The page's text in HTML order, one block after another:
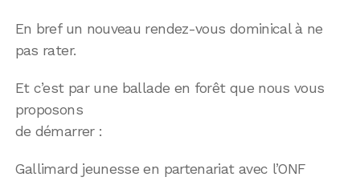
En bref un nouveau rendez-vous dominical à ne
pas rater.
Et c’est par une ballade en forêt que nous vous
proposons
de démarrer :
Gallimard jeunesse en partenariat avec l’ONF